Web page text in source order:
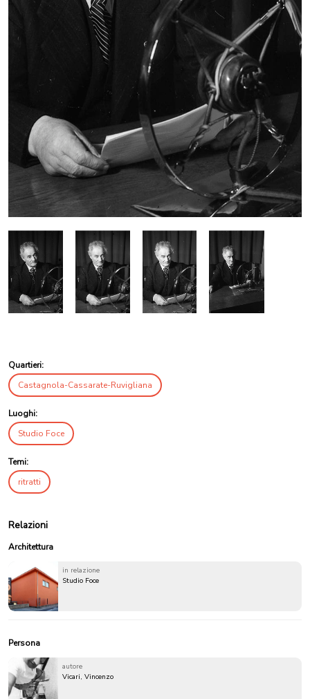
Quartieri:
Castagnola-Cassarate-Ruvigliana
Luoghi:
Studio Foce
Temi:
ritratti
Relazioni
Architettura
in relazione
Studio Foce
Persona
autore
Vicari, Vincenzo